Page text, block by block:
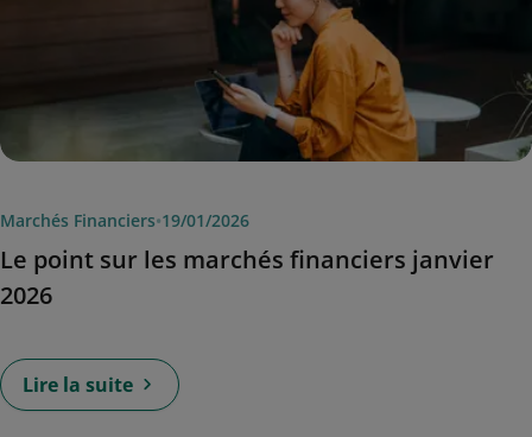
Marchés Financiers•19/01/2026
Le point sur les marchés financiers janvier
2026
Lire la suite